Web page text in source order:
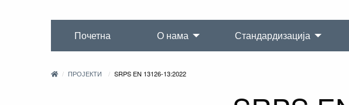
Почетна О нама Стандардизација
ПРОЈЕКТИ SRPS EN 13126-13:2022